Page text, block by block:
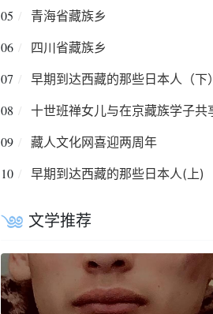
05 青海省藏族乡
06 四川省藏族乡
07 早期到达西藏的那些日本人（下）
08
09 藏人文化网喜迎两周年
10 早期到达西藏的那些日本人(上)
文学推荐